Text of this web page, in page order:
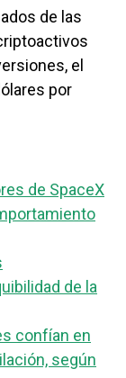
de las
el
por
de SpaceX
de la
confían en
según